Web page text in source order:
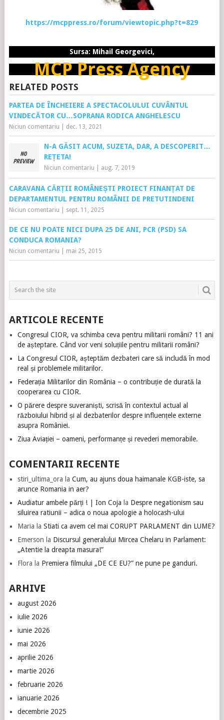
https://mcppress.ro/forum/viewtopic.php?t=829
Sursa: Mihail Georgevici,
MCP Press Agency
RELATED POSTS
PARTEA DE ÎNCHEIERE A SPECTACOLULUI CUVÂNTUL
VINDECĂTOR CU…SOPRANA RODICA ANGHELESCU
Niciun comentariu dec. 13, 2021
N-A GĂSIT ACUM, SUZETA, DAR, A DESCOPERIT…
REȚETA!
Niciun comentariu aug. 7, 2019
CARAVANA CĂRȚII ROMÂNEȘTI PROIECT FINANȚAT DE
DEPARTAMENTUL PENTRU ROMÂNII DE PRETUTINDENI
Niciun comentariu sept. 11, 2025
DE CE NU POATE NICI DUPA 25 DE ANI, PCR (PSD) SA
CONDUCA ROMANIA?
Niciun comentariu mai 25, 2015
ARTICOLE RECENTE
Congresul CIOR, va schimba ceva pentru militarii români? 11 ani
de așteptare. Când vor veni soluțiile pentru militarii români?
La Congresul CIOR, așteptăm dezbateri care să includă în mod
real și problemele militarilor.
Federația Militarilor din România – o contribuție de durată la
cooperarea cu CIOR.
O părere despre suveraniști, scrisă în contextul actual al
războiului hibrid și al dezbaterilor despre influențele externe
asupra României.
Ziua Aviației – oameni, performanțe și revederi memorabile.
COMENTARII RECENTE
stiri_ultima_ora la Cum, au ajuns doua haimanale KGB-iste, sa
arunce Romania in aer?
Audiatur ambele părți ! | Ion Coja la Despre negationism sau
siluirea ratiunii – adica o noua apologie a holocash-ului
Maria la Stiati ca avem cel mai CORUPT PARLAMENT din LUME?
Emerson la Discursul generalului Mircea Chelaru in Parlament:
„Atentie la dreapta masura!”
Flora la Premiera filmului „DE CE EU?” ne pune pe ganduri.
ARHIVE
august 2026
iulie 2026
iunie 2026
mai 2026
aprilie 2026
martie 2026
februarie 2026
ianuarie 2026
decembrie 2025